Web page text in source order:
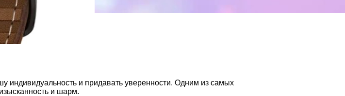
индивидуальность и придавать уверенности. Одним из самых
и шарм.